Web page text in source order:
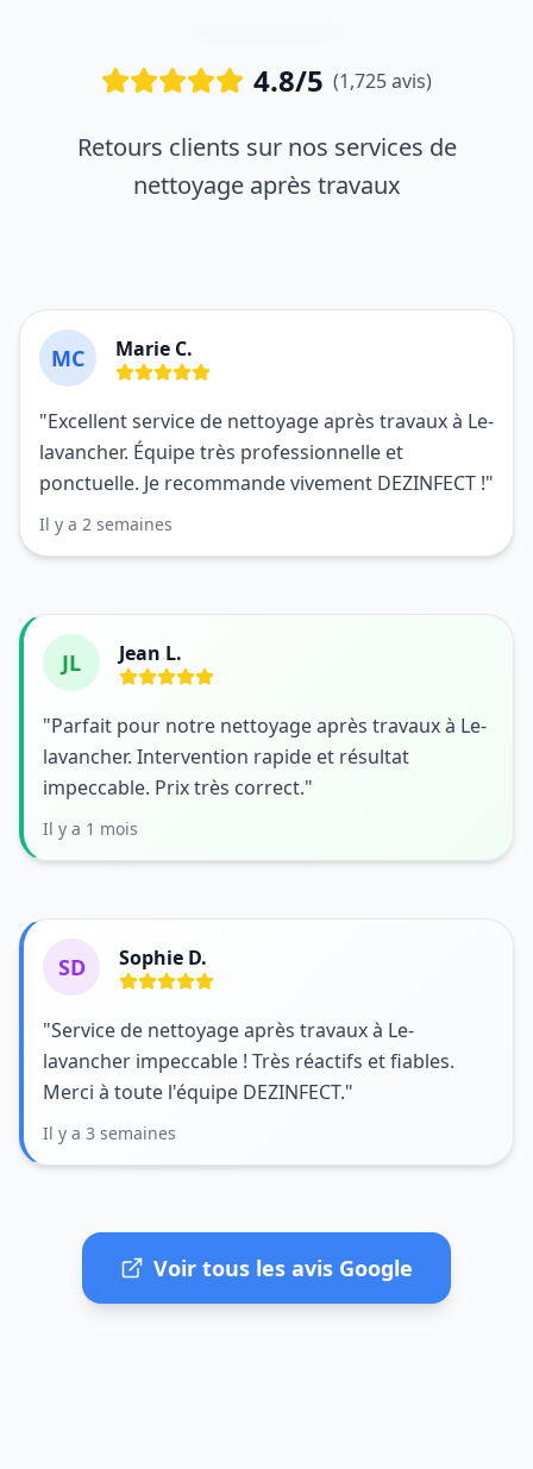
4.8/5 (1,725 avis)
Retours clients sur nos services de
nettoyage après travaux
MC Marie C.
"Excellent service de nettoyage après travaux à Le-
lavancher. Équipe très professionnelle et
ponctuelle. Je recommande vivement DEZINFECT !"
Il y a 2 semaines
JL Jean L.
"Parfait pour notre nettoyage après travaux à Le-
lavancher. Intervention rapide et résultat
impeccable. Prix très correct."
Il y a 1 mois
SD Sophie D.
"Service de nettoyage après travaux à Le-
lavancher impeccable ! Très réactifs et fiables.
Merci à toute l'équipe DEZINFECT."
Il y a 3 semaines
Voir tous les avis Google